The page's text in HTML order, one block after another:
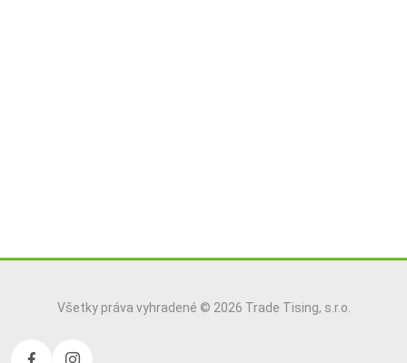
Všetky práva vyhradené © 2026 Trade Tising, s.r.o.